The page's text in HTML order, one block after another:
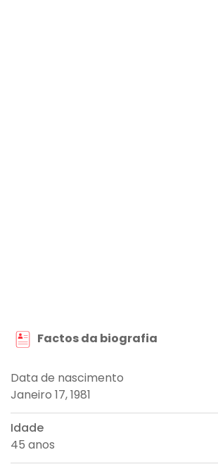
Factos da biografia
Data de nascimento
Janeiro 17, 1981
Idade
45 anos